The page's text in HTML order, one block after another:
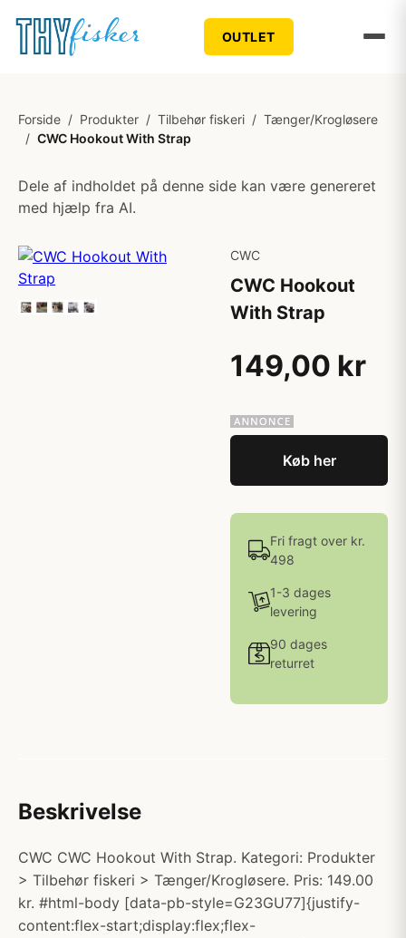
OUTLET
Forside / Produkter / Tilbehør fiskeri / Tænger/Krogløsere
/ CWC Hookout With Strap
Dele af indholdet på denne side kan være genereret
med hjælp fra AI.
CWC
CWC Hookout
With Strap
149,00 kr
Køb her
Fri fragt over kr.
498
1-3 dages
levering
90 dages
returret
Beskrivelse
CWC CWC Hookout With Strap. Kategori: Produkter
> Tilbehør fiskeri > Tænger/Krogløsere. Pris: 149.00
kr. #html-body [data-pb-style=G23GU77]{justify-
content:flex-start;display:flex;flex-